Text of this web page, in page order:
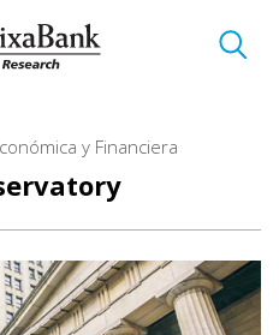
y Financiera